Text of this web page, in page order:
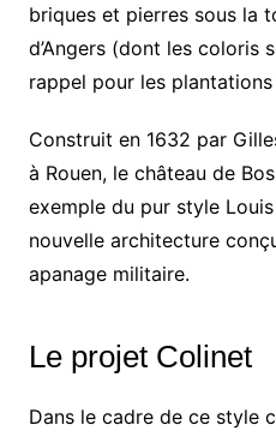
briques et pierres sous la
d’Angers (dont les coloris
rappel pour les
Construit en 1632 par
à Rouen, le château de
exemple du pur style
nouvelle architecture
apanage militaire.
Le projet Colinet
Dans le cadre de ce style